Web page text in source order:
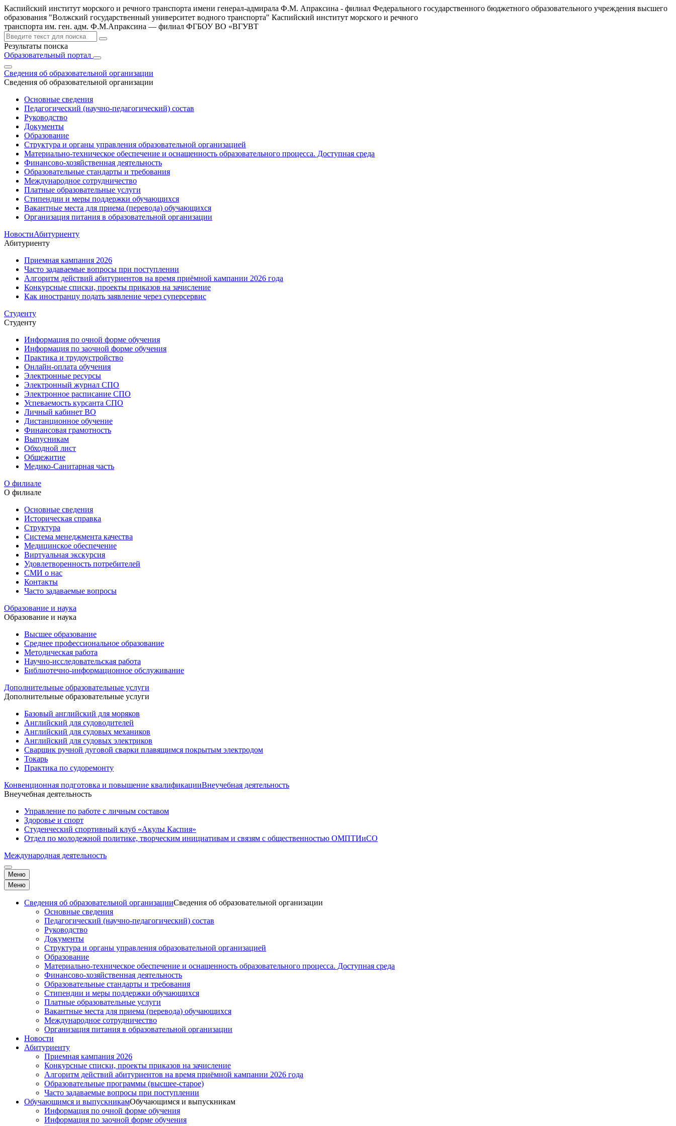
Каспийский институт морского и речного транспорта имени генерал-адмирала Ф.М. Апраксина - филиал Федерального государственного бюджетного образовательного учреждения высшего
образования "Волжский государственный университет водного транспорта" Каспийский институт морского и речного
транспорта им. ген. адм. Ф.М.Апраксина — филиал ФГБОУ ВО «ВГУВТ
Результаты поиска
Образовательный портал
Сведения об образовательной организации
Сведения об образовательной организации
Основные сведения
Педагогический (научно-педагогический) состав
Руководство
Документы
Образование
Структура и органы управления образовательной организацией
Материально-техническое обеспечение и оснащенность образовательного процесса. Доступная среда
Финансово-хозяйственная деятельность
Образовательные стандарты и требования
Международное сотрудничество
Платные образовательные услуги
Стипендии и меры поддержки обучающихся
Вакантные места для приема (перевода) обучающихся
Организация питания в образовательной организации
НовостиАбитуриенту
Абитуриенту
Приемная кампания 2026
Часто задаваемые вопросы при поступлении
Алгоритм действий абитуриентов на время приёмной кампании 2026 года
Конкурсные списки, проекты приказов на зачисление
Как иностранцу подать заявление через суперсервис
Студенту
Студенту
Информация по очной форме обучения
Информация по заочной форме обучения
Практика и трудоустройство
Онлайн-оплата обучения
Электронные ресурсы
Электронный журнал СПО
Электронное расписание СПО
Успеваемость курсанта СПО
Личный кабинет ВО
Дистанционное обучение
Финансовая грамотность
Выпусникам
Обходной лист
Общежитие
Медико-Санитарная часть
О филиале
О филиале
Основные сведения
Историческая справка
Структура
Система менеджмента качества
Медицинское обеспечение
Виртуальная экскурсия
Удовлетворенность потребителей
СМИ о нас
Контакты
Часто задаваемые вопросы
Образование и наука
Образование и наука
Высшее образование
Среднее профессиональное образование
Методическая работа
Научно-исследовательская работа
Библиотечно-информационное обслуживание
Дополнительные образовательные услуги
Дополнительные образовательные услуги
Базовый английский для моряков
Английский для судоводителей
Английский для судовых механиков
Английский для судовых электриков
Cварщик ручной дуговой сварки плавящимся покрытым электродом
Токарь
Практика по судоремонту
Конвенционная подготовка и повышение квалификацииВнеучебная деятельность
Внеучебная деятельность
Управление по работе с личным составом
Здоровье и спорт
Студенческий спортивный клуб «Акулы Каспия»
Отдел по молодежной политике, творческим инициативам и связям с общественностью ОМПТИиСО
Международная деятельность
Меню
Меню
Сведения об образовательной организацииСведения об образовательной организации
Основные сведения
Педагогический (научно-педагогический) состав
Руководство
Документы
Структура и органы управления образовательной организацией
Образование
Материально-техническое обеспечение и оснащенность образовательного процесса. Доступная среда
Финансово-хозяйственная деятельность
Образовательные стандарты и требования
Стипендии и меры поддержки обучающихся
Платные образовательные услуги
Вакантные места для приема (перевода) обучающихся
Международное сотрудничество
Организация питания в образовательной организации
Новости
Абитуриенту
Приемная кампания 2026
Конкурсные списки, проекты приказов на зачисление
Алгоритм действий абитуриентов на время приёмной кампании 2026 года
Образовательные программы (высшее-старое)
Часто задаваемые вопросы при поступлении
Обучающимся и выпускникамОбучающимся и выпускникам
Информация по очной форме обучения
Информация по заочной форме обучения